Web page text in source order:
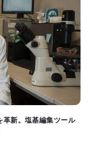
れば、自己免疫疾
特定のがん治療に
イ氏は語ります。
ムを解明
のウイルス感染の
革新。塩基編集ツール